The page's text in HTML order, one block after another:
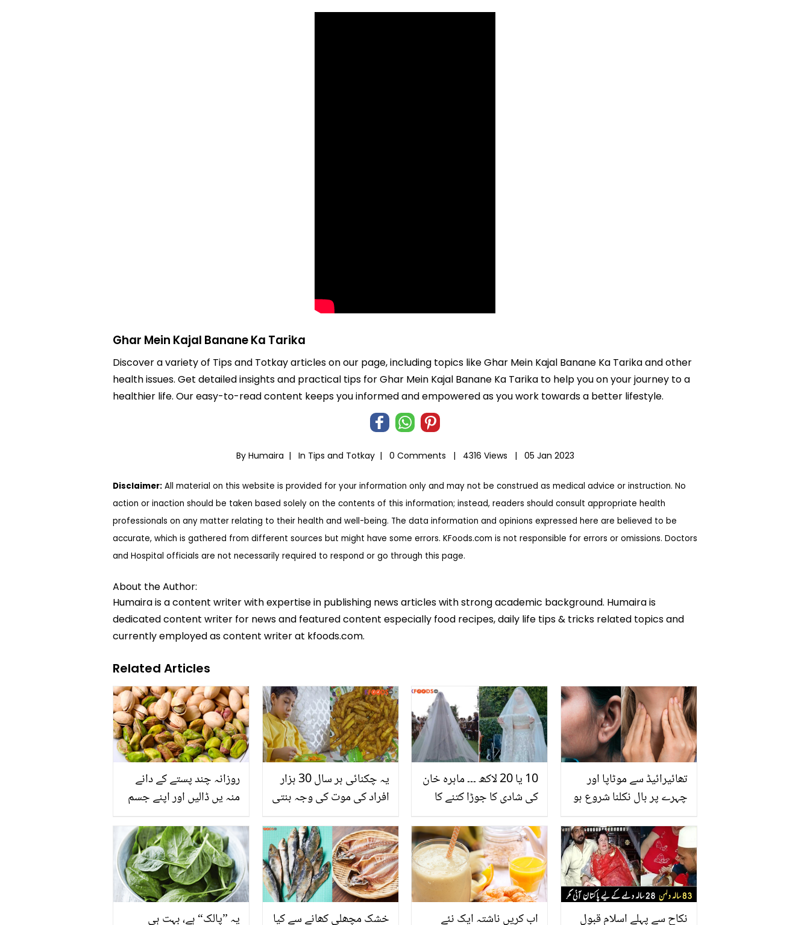
Ghar Mein Kajal Banane Ka Tarika
Discover a variety of Tips and Totkay articles on our page, including topics like Ghar Mein Kajal Banane Ka Tarika and other
health issues. Get detailed insights and practical tips for Ghar Mein Kajal Banane Ka Tarika to help you on your journey to a
healthier life. Our easy-to-read content keeps you informed and empowered as you work towards a better lifestyle.
By Humaira | In Tips and Totkay| 0 Comments | 4316 Views | 05 Jan 2023
Disclaimer: All material on this website is provided for your information only and may not be construed as medical advice or instruction. No
action or inaction should be taken based solely on the contents of this information; instead, readers should consult appropriate health
professionals on any matter relating to their health and well-being. The data information and opinions expressed here are believed to be
accurate, which is gathered from different sources but might have some errors. KFoods.com is not responsible for errors or omissions. Doctors
and Hospital officials are not necessarily required to respond or go through this page.
About the Author:
Humaira is a content writer with expertise in publishing news articles with strong academic background. Humaira is
dedicated content writer for news and featured content especially food recipes, daily life tips & tricks related topics and
currently employed as content writer at kfoods.com.
Related Articles
روزانہ چند پستے کے دانے
منہ یں ڈالیں اور اپنے جسم
پائیں
یہ چکنائی ہر سال 30 ہزار
افراد کی موت کی وجہ بنتی
چپس شوق سے کھاتے ہیں
تو ایک بار یہ بھی پڑھ لیں
10 یا 20 لاکھ ۔۔۔ ماہرہ خان
کی شادی کا جوڑا کتنے کا
کی قیمت جان کر آپ حیران
رہ جائیں گے
تھائیرائیڈ سے موٹاپا اور
چہرے پر بال نکلنا شروع ہو
کیا علاج بتاتے ہیں؟ جانیں
وہ معلومات جو آپ کو بھی
معلوم ہونی چاہیئے
یہ ”پالک“ ہے، بہت ہی خشک مچھلی کھانے سے کیا اب کریں ناشتہ ایک نئے نکاح سے پہلے اسلام قبول